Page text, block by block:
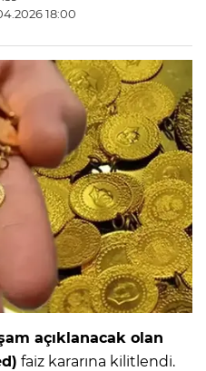
18:00
açıklanacak olan
faiz kararına kilitlendi.